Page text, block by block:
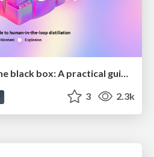
Taking LLMs out of the black box: A practical guide to human-in-the-loop distillation
3 2.3k